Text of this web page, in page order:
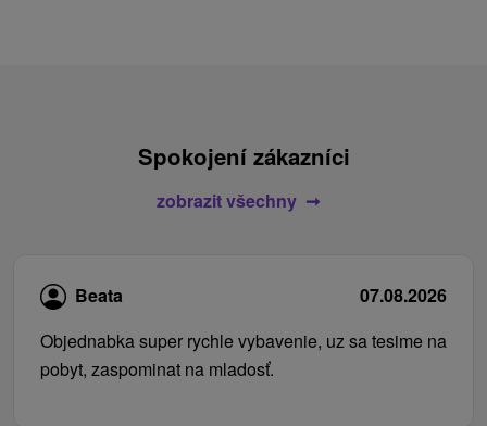
Spokojení zákazníci
zobrazit všechny
Beata
07.08.2026
Objednabka super rychle vybavenie, uz sa tesime na
pobyt, zaspominat na mladosť.